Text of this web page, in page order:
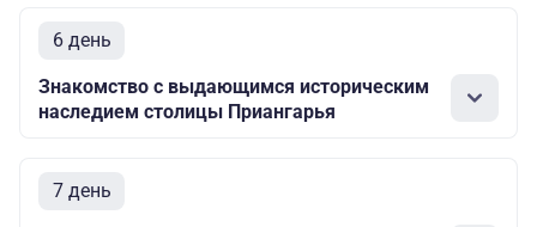
6 день
Знакомство с выдающимся историческим
наследием столицы Приангарья
7 день